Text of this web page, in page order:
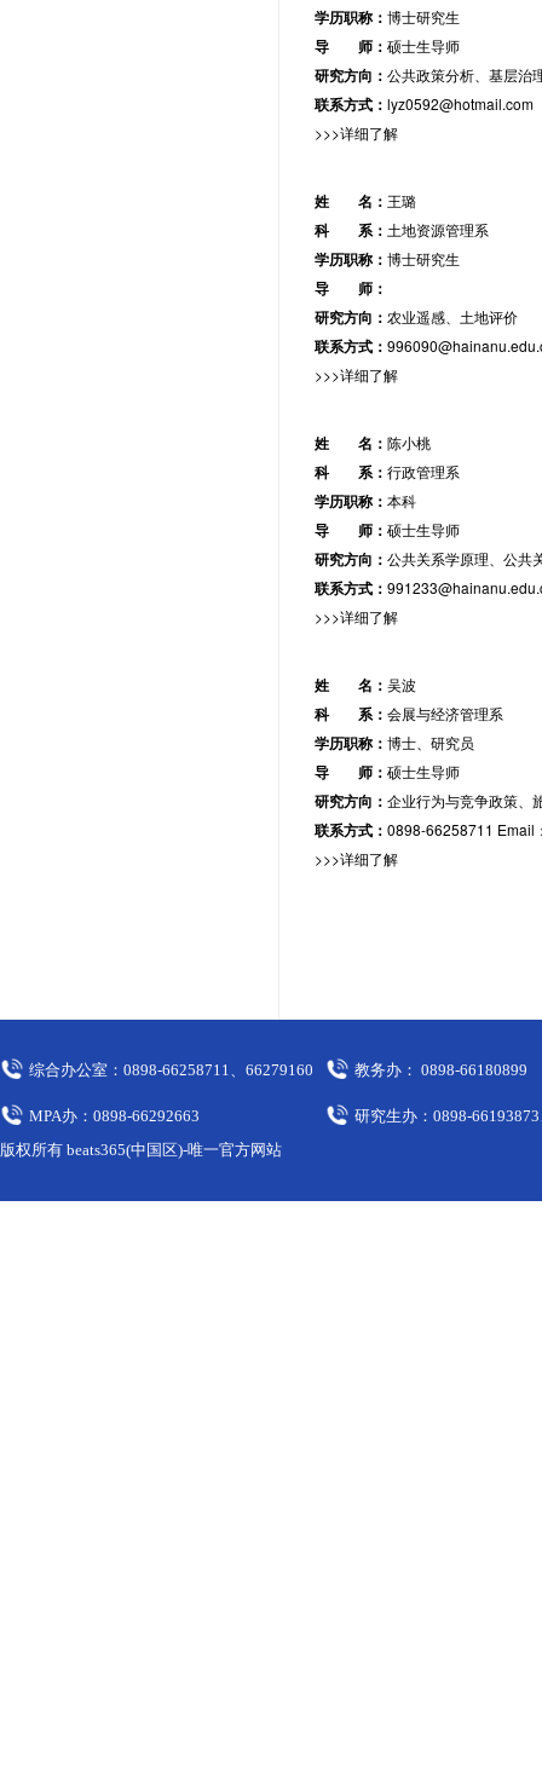
学历职称： 博士研究生
导 师： 硕士生导师
研究方向： 公共政策分析、基层治
联系方式： lyz0592@hotmail.com
>>>详细了解
姓 名： 王璐
科 系： 土地资源管理系
学历职称： 博士研究生
导 师：
研究方向： 农业遥感、土地评价
联系方式：
>>>详细了解
姓 名： 陈小桃
科 系： 行政管理系
学历职称： 本科
导 师： 硕士生导师
研究方向： 公共关系学原理、公共
联系方式：
>>>详细了解
姓 名： 吴波
科 系： 会展与经济管理系
学历职称： 博士、研究员
导 师： 硕士生导师
研究方向： 企业行为与竞争政策、
联系方式： 0898-66258711 Email
>>>详细了解
综合办公室：0898-66258711、66279160
MPA办：0898-66292663
教务办： 0898-66180899
研究生办：0898-
版权所有 beats365(中国区)-唯一官方网站